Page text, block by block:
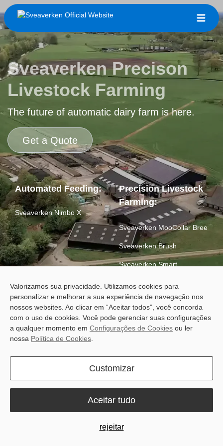
Sveaverken Precison
Livestock Farming
The future of automatic dairy farm is here.
Get a Quote
Automated Feeding:
Sveaverken Nimbo X
Precision Livestock
Farming:
Sveaverken MooCollar Bree
Sveaverken Brush
Sveaverken Smart
Sveaverken Glide Flo
Why Sveaverken
Let’s be honest: most farms are not yet digitalised. Plans live on
Valorizamos sua privacidade. Utilizamos cookies para
personalizar e melhorar a sua experiência de navegação nos
nossos websites. Ao clicar em “Aceitar todos”, você concorda
com o uso de cookies. Você pode gerenciar suas configurações
a qualquer momento em Configurações de Cookies ou ler
nossa Política de Cookies
Customizar
rejeitar
Aceitar tudo